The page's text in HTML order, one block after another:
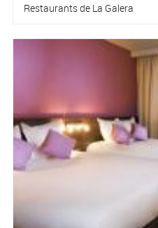
Restaurants de La Galera